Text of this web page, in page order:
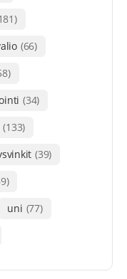
(66)
(34)
(133)
(39)
uni (77)